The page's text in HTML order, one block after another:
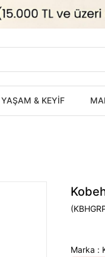
YAŞAM & KEYİF
Marka :